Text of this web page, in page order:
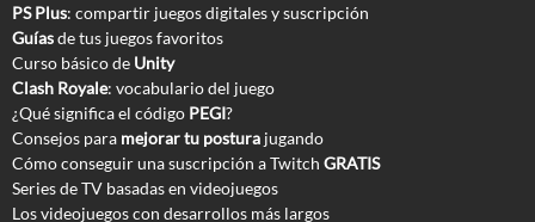
PS Plus: compartir juegos digitales y suscripción
Guíasde tus juegos favoritos
Curso básico de Unity
Clash Royale: vocabulario del juego
¿Qué significa el código PEGI?
Consejos para mejorar tu postura jugando
Cómo conseguir una suscripción a Twitch GRATIS
Series de TV basadas en videojuegos
Los videojuegos con desarrollos más largos